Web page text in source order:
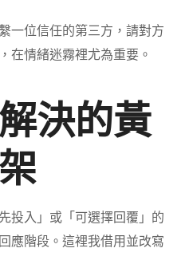
一位信任的第三方，請對方
情緒迷霧裡尤為重要。
決的黃
投入」或「可選擇回覆」的
應階段。這裡我借用並改寫